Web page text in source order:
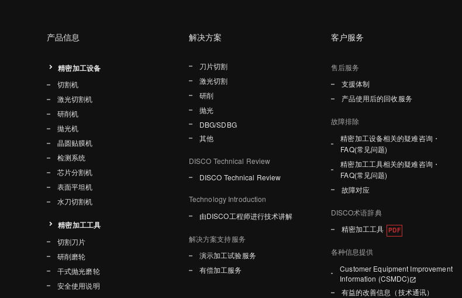
产品信息
精密加工设备
切割机
激光切割机
研削机
拋光机
晶圆贴膜机
检测系统
芯片分割机
表面平坦机
水刀切割机
精密加工工具
切割刀片
研削磨轮
干式抛光磨轮
安全使用说明
解决方案
刀片切割
激光切割
研削
抛光
DBG/SDBG
其他
DISCO Technical Review
DISCO Technical Review
Technology Introduction
由DISCO工程师进行技术讲解
解决方案支持服务
演示加工试验服务
有偿加工服务
客户服务
售后服务
支援体制
产品使用后的回收服务
故障排除
精密加工设备相关的疑难咨询・
FAQ(常见问题)
精密加工工具相关的疑难咨询・
FAQ(常见问题)
故障对应
DISCO术语辞典
精密加工工具
各种信息提供
Customer Equipment Improvement
Information (CSMDC)
有益的改善信息（技术通讯）